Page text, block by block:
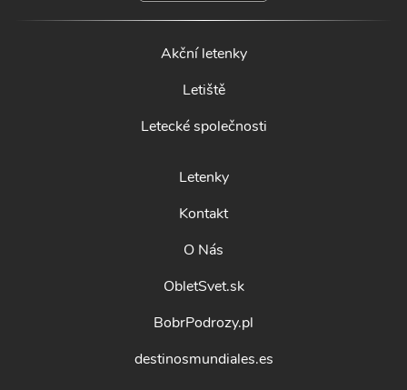
Akční letenky
Letiště
Letecké společnosti
Letenky
Kontakt
O Nás
ObletSvet.sk
BobrPodrozy.pl
destinosmundiales.es